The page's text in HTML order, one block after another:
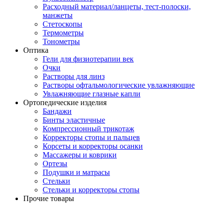
Расходный материал/ланцеты, тест-полоски,
манжеты
Стетоскопы
Термометры
Тонометры
Оптика
Гели для физиотерапии век
Очки
Растворы для линз
Растворы офтальмологические увлажняющие
Увлажняющие глазные капли
Ортопедические изделия
Бандажи
Бинты эластичные
Компрессионный трикотаж
Корректоры стопы и пальцев
Корсеты и корректоры осанки
Массажеры и коврики
Ортезы
Подушки и матрасы
Стельки
Стельки и корректоры стопы
Прочие товары